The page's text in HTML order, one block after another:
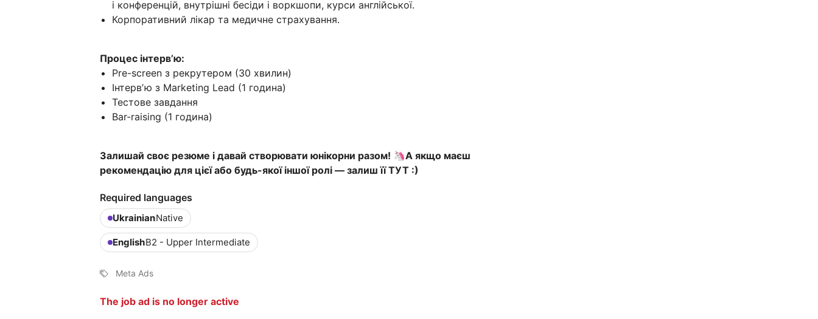
і конференцій, внутрішні бесіди і воркшопи, курси англійської.
Корпоративний лікар та медичне страхування.
Процес інтервʼю:
Pre-screen з рекрутером (30 хвилин)
Інтервʼю з Marketing Lead (1 година)
Тестове завдання
Bar-raising (1 година)
Залишай своє резюме і давай створювати юнікорни разом! 🦄А якщо маєш
рекомендацію для цієї або будь-якої іншої ролі — залиш її ТУТ :)
Required languages
UkrainianNative
EnglishB2 - Upper Intermediate
Meta Ads
The job ad is no longer active